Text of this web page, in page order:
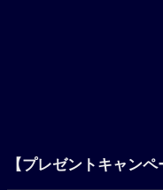
【プレゼントキャンペ